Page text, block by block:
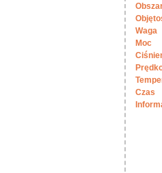
Waga
Moc
Czas